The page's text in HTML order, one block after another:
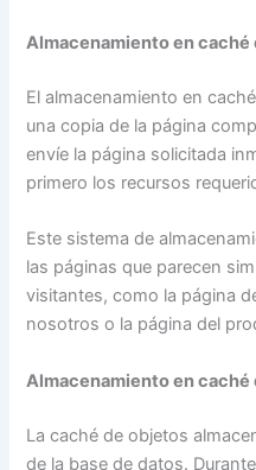
Almacenamiento en caché
El almacenamiento en
una copia de la página
envíe la página solicitada
primero los recursos
Este sistema de
las páginas que parecen
visitantes, como la página
nosotros o la página del
Almacenamiento en caché
La caché de objetos
de la base de datos.